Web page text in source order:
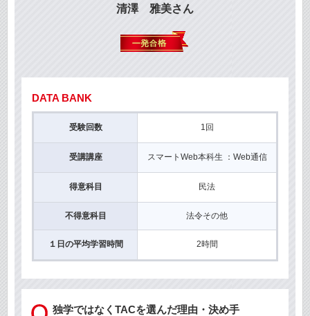
清澤 雅美さん
DATA BANK
受験回数 1回
受講講座 スマートWeb本科生 ：Web通信
得意科目 民法
不得意科目 法令その他
１日の平均学習時間 2時間
独学ではなくTACを選んだ理由・決め手